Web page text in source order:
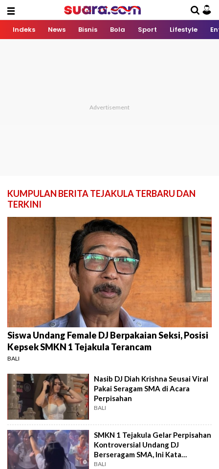
Indeks News Bisnis Bola Sport Lifestyle
KUMPULAN BERITA TEJAKULA TERBARU DAN
TERKINI
Siswa Undang Female DJ Berpakaian Seksi, Posisi
Kepsek SMKN 1 Tejakula Terancam
BALI
Nasib DJ Diah Krishna Seusai Viral
Pakai Seragam SMA di Acara
Perpisahan
BALI
SMKN 1 Tejakula Gelar Perpisahan
Kontroversial Undang DJ
Berseragam SMA, Ini Kata
Disdikpora
BALI